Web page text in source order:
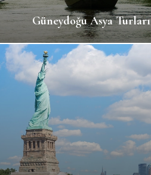
Güneydoğu Asya Turları